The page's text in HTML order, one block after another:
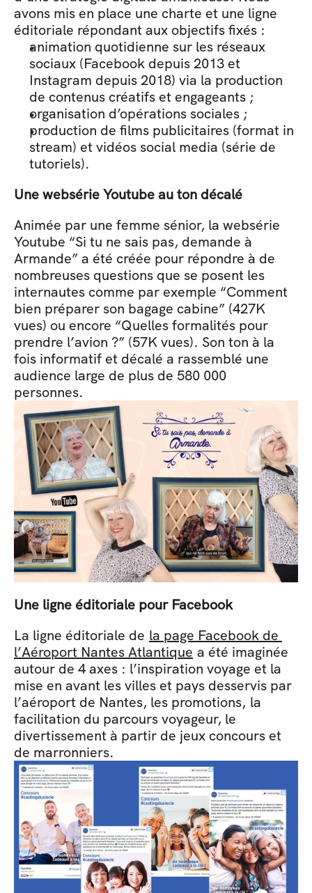
avons mis en place une charte et une ligne
éditoriale répondant aux objectifs fixés :
animation quotidienne sur les réseaux
sociaux (Facebook depuis 2013 et
Instagram depuis 2018) via la production
de contenus créatifs et engageants ;
organisation d’opérations sociales ;
production de films publicitaires (format in
stream) et vidéos social media (série de
tutoriels).
Une websérie Youtube au ton décalé
Animée par une femme sénior, la websérie
Youtube “Si tu ne sais pas, demande à
Armande” a été créée pour répondre à de
nombreuses questions que se posent les
internautes comme par exemple “Comment
bien préparer son bagage cabine” (427K
vues) ou encore “Quelles formalités pour
prendre l’avion ?” (57K vues). Son ton à la
fois informatif et décalé a rassemblé une
audience large de plus de 580 000
personnes.
Une ligne éditoriale pour Facebook
La ligne éditoriale de la page Facebook de
l’Aéroport Nantes Atlantique a été imaginée
autour de 4 axes : l’inspiration voyage et la
mise en avant les villes et pays desservis par
l’aéroport de Nantes, les promotions, la
facilitation du parcours voyageur, le
divertissement à partir de jeux concours et
de marronniers.